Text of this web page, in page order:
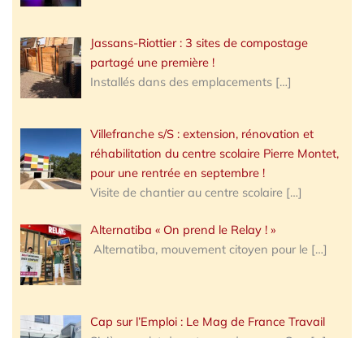
Jassans-Riottier : 3 sites de compostage
partagé une première !
Installés dans des emplacements […]
Villefranche s/S : extension, rénovation et
réhabilitation du centre scolaire Pierre Montet,
pour une rentrée en septembre !
Visite de chantier au centre scolaire […]
Alternatiba « On prend le Relay ! »
Alternatiba, mouvement citoyen pour le […]
Cap sur l’Emploi : Le Mag de France Travail